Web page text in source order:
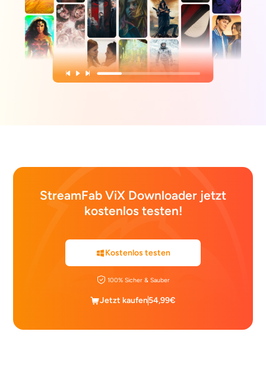
StreamFab ViX Downloader jetzt
kostenlos testen!
Kostenlos testen
100% Sicher & Sauber
Jetzt kaufen54,99€